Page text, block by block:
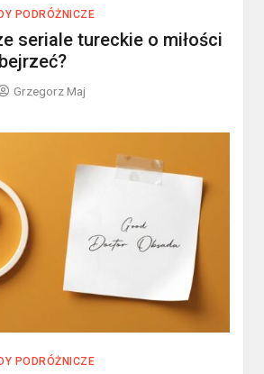
PODRÓŻNICZE
seriale tureckie o miłości
Grzegorz Maj
PODRÓŻNICZE